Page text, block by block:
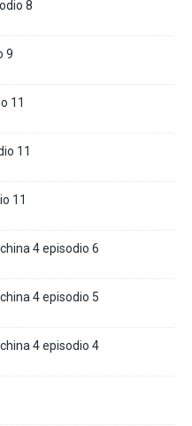
8
9
11
11
11
4 episodio 6
4 episodio 5
4 episodio 4